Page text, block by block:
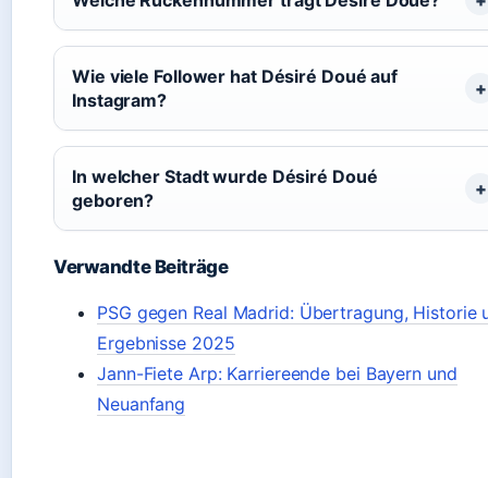
Wie viele Follower hat Désiré Doué auf
Instagram?
In welcher Stadt wurde Désiré Doué
geboren?
Verwandte Beiträge
PSG gegen Real Madrid: Übertragung, Historie
Ergebnisse 2025
Jann-Fiete Arp: Karriereende bei Bayern und
Neuanfang